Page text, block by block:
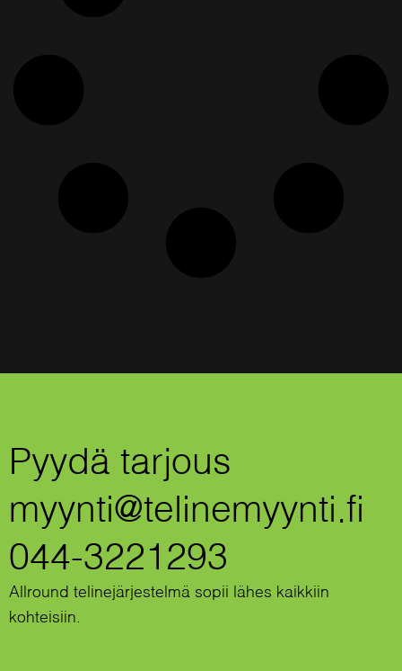
Pyydä tarjous
myynti@telinemyynti.fi
044-3221293
Allround telinejärjestelmä sopii lähes kaikkiin
kohteisiin.